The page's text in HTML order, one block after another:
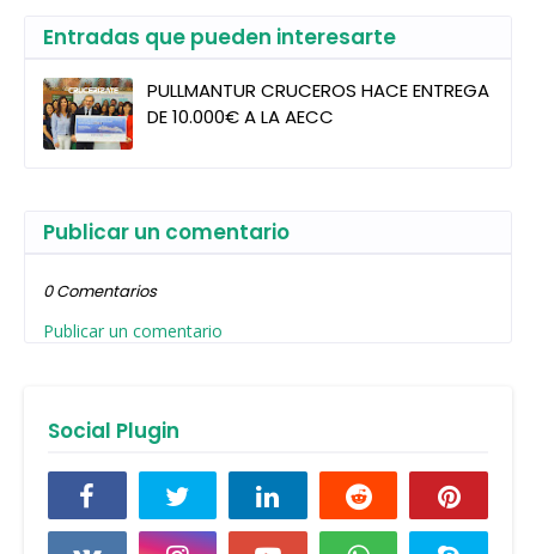
Entradas que pueden interesarte
PULLMANTUR CRUCEROS HACE ENTREGA
DE 10.000€ A LA AECC
Publicar un comentario
0 Comentarios
Publicar un comentario
Social Plugin